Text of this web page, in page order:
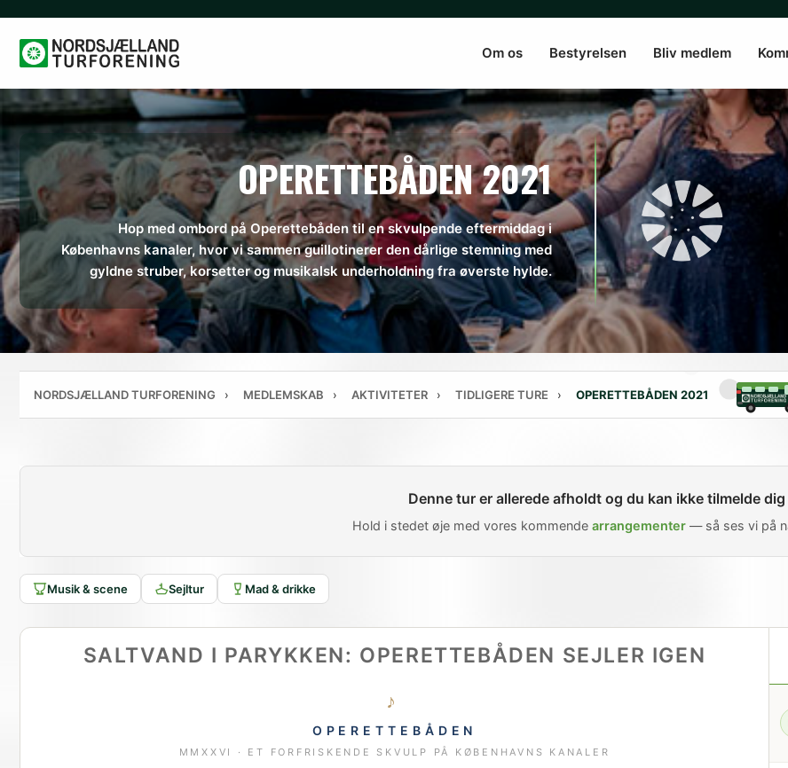
indhold
Om os Bestyrelsen Bliv medlem
OPERETTEBÅDEN 2021
Hop med ombord på Operettebåden til en skvulpende eftermiddag i
Københavns kanaler, hvor vi sammen guillotinerer den dårlige stemning med
gyldne struber, korsetter og musikalsk underholdning fra øverste hylde.
NORDSJÆLLAND TURFORENING › MEDLEMSKAB › AKTIVITETER › TIDLIGERE TURE › OPERETTEBÅDEN 2021
Denne tur er allerede afholdt og du kan ikke tilmelde dig
Hold i stedet øje med vores kommende arrangementer — så ses vi på
Musik & scene Sejltur Mad & drikke
SALTVAND I PARYKKEN: OPERETTEBÅDEN SEJLER IGEN
♪
OPERETTEBÅDEN
MMXXVI · ET FORFRISKENDE SKVULP PÅ KØBENHAVNS KANALER